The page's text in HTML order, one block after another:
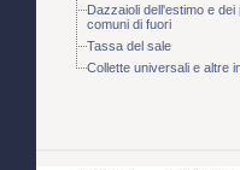
Dazzaioli dell'estimo e
comuni di fuori
Tassa del sale
Collette universali e altre